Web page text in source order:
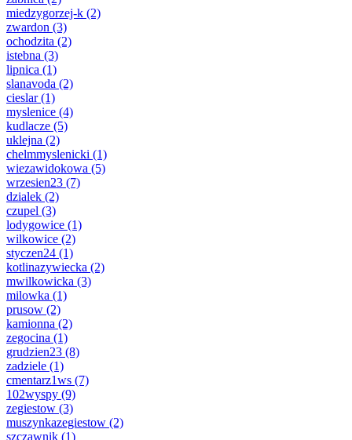
miedzygorzej-k (2)
zwardon (3)
ochodzita (2)
istebna (3)
lipnica (1)
slanavoda (2)
cieslar(1)
myslenice (4)
kudlacze (5)
uklejna (2)
chelmmyslenicki (1)
wiezawidokowa (5)
wrzesien23 (7)
dzialek (2)
czupel (3)
lodygowice (1)
wilkowice (2)
styczen24 (1)
kotlinazywiecka (2)
mwilkowicka (3)
milowka (1)
prusow (2)
kamionna (2)
zegocina (1)
grudzien23 (8)
zadziele (1)
cmentarz1ws (7)
102wyspy (9)
zegiestow (3)
muszynkazegiestow (2)
szczawnik (1)